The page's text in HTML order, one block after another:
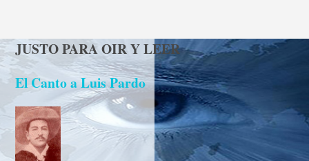
JUSTO PARA OIR Y LEER
El Canto a Luis Pardo